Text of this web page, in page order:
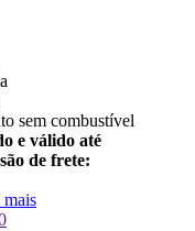
sem combustível
e válido até
de frete:
mais